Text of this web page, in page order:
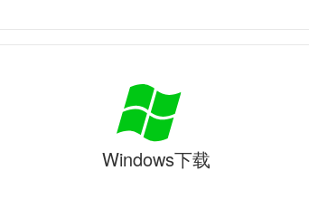
Windows下载